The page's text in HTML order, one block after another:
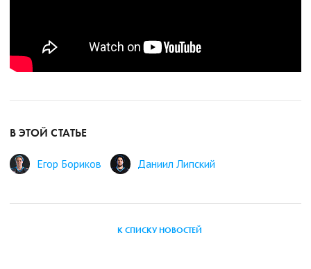
В ЭТОЙ СТАТЬЕ
Егор Бориков Даниил Липский
К СПИСКУ НОВОСТЕЙ